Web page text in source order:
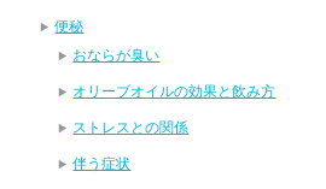
便秘
おならが臭い
オリーブオイルの効果と飲み方
ストレスとの関係
伴う症状